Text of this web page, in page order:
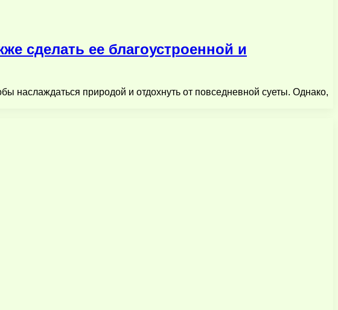
сделать ее благоустроенной и
наслаждаться природой и отдохнуть от повседневной суеты. Однако,